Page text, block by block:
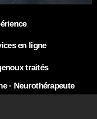
en ligne
traités
· Neurothérapeute